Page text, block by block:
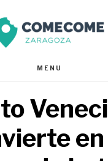
MENU
en